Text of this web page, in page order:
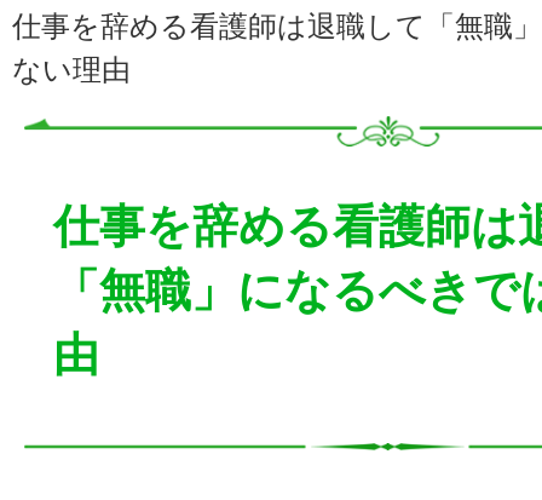
仕事を辞める看護師は退職して「無職
ない理由
仕事を辞める看護師は
「無職」になるべきで
由